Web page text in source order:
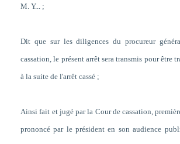
M. Y... ;
Dit que sur les diligences du procureur
cassation, le présent arrêt sera transmis pour être
à la suite de l'arrêt cassé ;
Ainsi fait et jugé par la Cour de cassation,
prononcé par le président en son audience